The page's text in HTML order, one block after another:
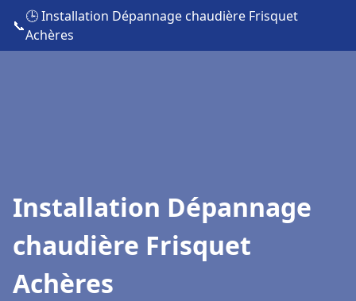
📞
🕒 Installation Dépannage chaudière Frisquet
Achères
Installation Dépannage
chaudière Frisquet
Achères